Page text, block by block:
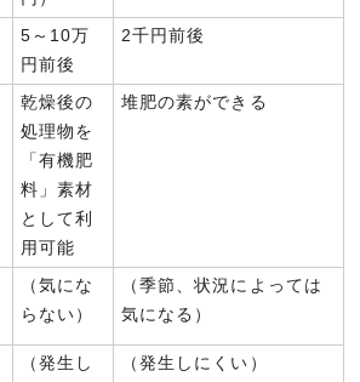
5～10万
円前後
2千円前後
乾燥後の
処理物を
「有機肥
料」素材
として利
用可能
堆肥の素ができる
（気にな
らない）
（季節、状況によっては
気になる）
（発生し
（発生しにくい）